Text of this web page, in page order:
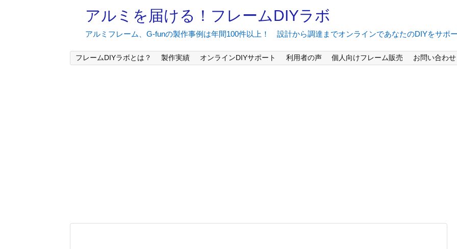
アルミを届ける！フレームDIYラボ
アルミフレーム、G-funの製作事例は年間100件以上！ 設計から調達までオンラインであなたのDIYをサポ
フレームDIYラボとは？ 製作実績 オンラインDIYサポート 利用者の声 個人向けフレーム販売 お問い合わせ